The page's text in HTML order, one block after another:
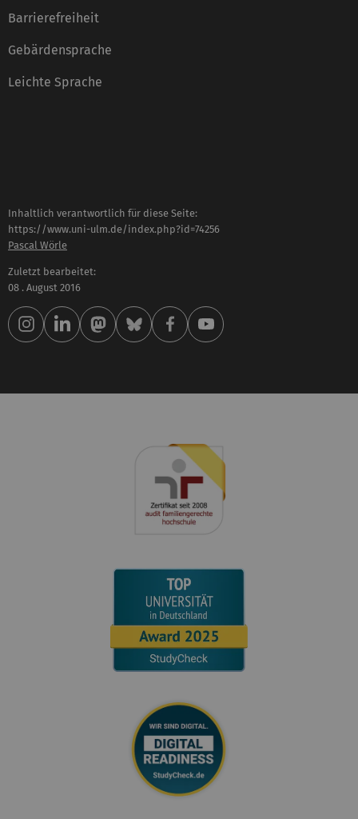
Barrierefreiheit
Gebärdensprache
Leichte Sprache
Inhaltlich verantwortlich für diese Seite:
https://www.uni-ulm.de/index.php?id=74256
Pascal Wörle
Zuletzt bearbeitet:
08 . August 2016